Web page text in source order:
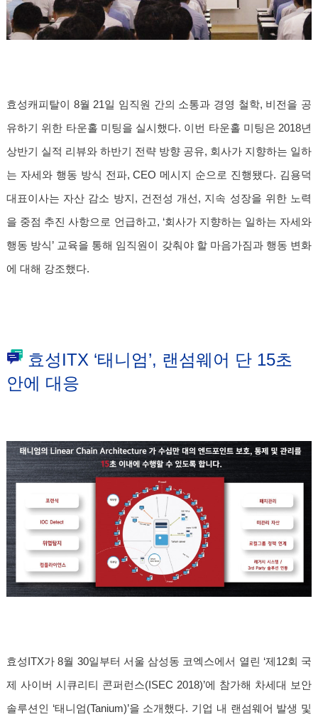
효성캐피탈이 8월 21일 임직원 간의 소통과 경영 철학, 비전을 공
유하기 위한 타운홀 미팅을 실시했다. 이번 타운홀 미팅은 2018년
상반기 실적 리뷰와 하반기 전략 방향 공유, 회사가 지향하는 일하
는 자세와 행동 방식 전파, CEO 메시지 순으로 진행됐다. 김용덕
대표이사는 자산 감소 방지, 건전성 개선, 지속 성장을 위한 노력
을 중점 추진 사항으로 언급하고, ‘회사가 지향하는 일하는 자세와
행동 방식’ 교육을 통해 임직원이 갖춰야 할 마음가짐과 행동 변화
에 대해 강조했다.
효성ITX ‘태니엄’, 랜섬웨어 단 15초
안에 대응
효성ITX가 8월 30일부터 서울 삼성동 코엑스에서 열린 ‘제12회 국
제 사이버 시큐리티 콘퍼런스(ISEC 2018)’에 참가해 차세대 보안
솔루션인 ‘태니엄(Tanium)’을 소개했다. 기업 내 랜섬웨어 발생 및